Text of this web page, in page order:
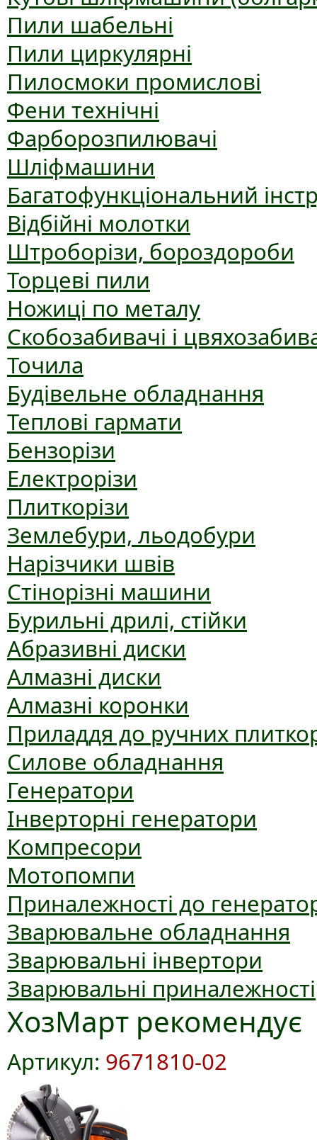
Пили шабельні
Пили циркулярні
Пилосмоки промислові
Фени технічні
Фарборозпилювачі
Шліфмашини
Багатофункціональний
Відбійні молотки
Штроборізи, бороздороби
Торцеві пили
Ножиці по металу
Скобозабивачі і
Точила
Будівельне обладнання
Теплові гармати
Бензорізи
Електрорізи
Плиткорізи
Землебури, льодобури
Нарізчики швів
Стінорізні машини
Бурильні дрилі, стійки
Абразивні диски
Алмазні диски
Алмазні коронки
Приладдя до ручних
Силове обладнання
Генератори
Інверторні генератори
Компресори
Мотопомпи
Приналежності до
Зварювальне обладнання
Зварювальні інвертори
Зварювальні приналежності
ХозМарт рекомендує
Артикул: 9671810-02